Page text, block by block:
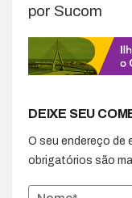
por Sucom
DEIXE SEU
O seu endereço de
obrigatórios são